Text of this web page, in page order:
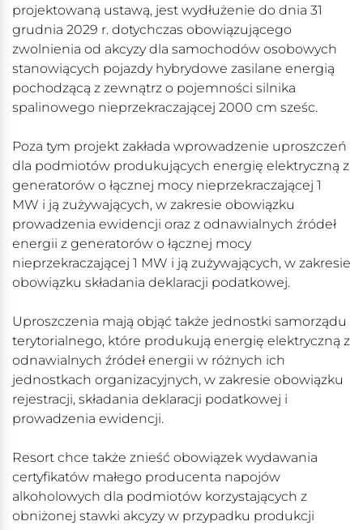
projektowaną ustawą, jest wydłużenie do dnia 31
grudnia 2029 r. dotychczas obowiązującego
zwolnienia od akcyzy dla samochodów osobowych
stanowiących pojazdy hybrydowe zasilane energią
pochodzącą z zewnątrz o pojemności silnika
spalinowego nieprzekraczającej 2000 cm sześc.
Poza tym projekt zakłada wprowadzenie uproszczeń
dla podmiotów produkujących energię elektryczną z
generatorów o łącznej mocy nieprzekraczającej 1
MW i ją zużywających, w zakresie obowiązku
prowadzenia ewidencji oraz z odnawialnych źródeł
energii z generatorów o łącznej mocy
nieprzekraczającej 1 MW i ją zużywających, w zakresie
obowiązku składania deklaracji podatkowej.
Uproszczenia mają objąć także jednostki samorządu
terytorialnego, które produkują energię elektryczną z
odnawialnych źródeł energii w różnych ich
jednostkach organizacyjnych, w zakresie obowiązku
rejestracji, składania deklaracji podatkowej i
prowadzenia ewidencji.
Resort chce także znieść obowiązek wydawania
certyfikatów małego producenta napojów
alkoholowych dla podmiotów korzystających z
obniżonej stawki akcyzy w przypadku produkcji